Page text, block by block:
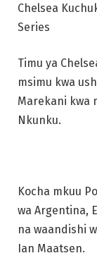
Chelsea
Series
Timu ya
msimu kwa
Marekani kwa
Nkunku.
Kocha mkuu
wa Argentina,
na waandishi
Ian Maatsen.